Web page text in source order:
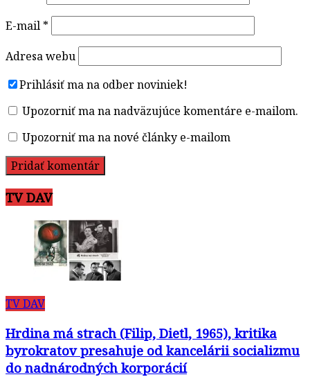
E-mail *
Adresa webu
Prihlásiť ma na odber noviniek!
Upozorniť ma na nadväzujúce komentáre e-mailom.
Upozorniť ma na nové články e-mailom
TV DAV
TV DAV
Hrdina má strach (Filip, Dietl, 1965), kritika
byrokratov presahuje od kancelárii socializmu
do nadnárodných korporácií